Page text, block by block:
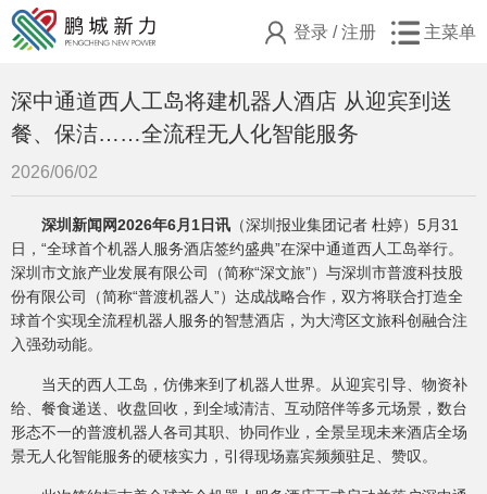
登录 /注册 主菜单
深中通道西人工岛将建机器人酒店 从迎宾到送
餐、保洁……全流程无人化智能服务
2026/06/02
深圳新闻网2026年6月1日讯 （深圳报业集团记者 杜婷）5月31
日，“全球首个机器人服务酒店签约盛典”在深中通道西人工岛举行。
深圳市文旅产业发展有限公司（简称“深文旅”）与深圳市普渡科技股
份有限公司（简称“普渡机器人”）达成战略合作，双方将联合打造全
球首个实现全流程机器人服务的智慧酒店，为大湾区文旅科创融合注
入强劲动能。
当天的西人工岛，仿佛来到了机器人世界。从迎宾引导、物资补
给、餐食递送、收盘回收，到全域清洁、互动陪伴等多元场景，数台
形态不一的普渡机器人各司其职、协同作业，全景呈现未来酒店全场
景无人化智能服务的硬核实力，引得现场嘉宾频频驻足、赞叹。